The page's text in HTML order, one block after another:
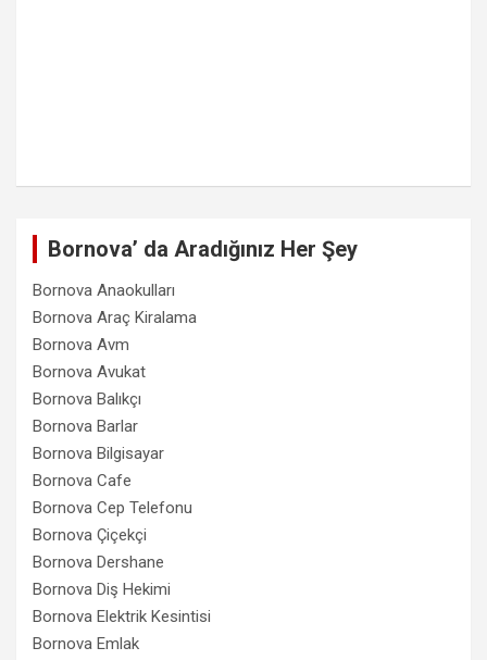
Bornova’ da Aradığınız Her Şey
Bornova Anaokulları
Bornova Araç Kiralama
Bornova Avm
Bornova Avukat
Bornova Balıkçı
Bornova Barlar
Bornova Bilgisayar
Bornova Cafe
Bornova Cep Telefonu
Bornova Çiçekçi
Bornova Dershane
Bornova Diş Hekimi
Bornova Elektrik Kesintisi
Bornova Emlak